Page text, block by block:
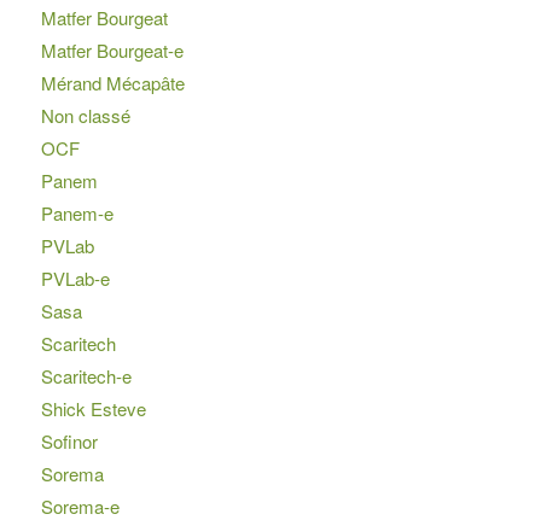
Matfer Bourgeat
Matfer Bourgeat-e
Mérand Mécapâte
Non classé
OCF
Panem
Panem-e
PVLab
PVLab-e
Sasa
Scaritech
Scaritech-e
Shick Esteve
Sofinor
Sorema
Sorema-e